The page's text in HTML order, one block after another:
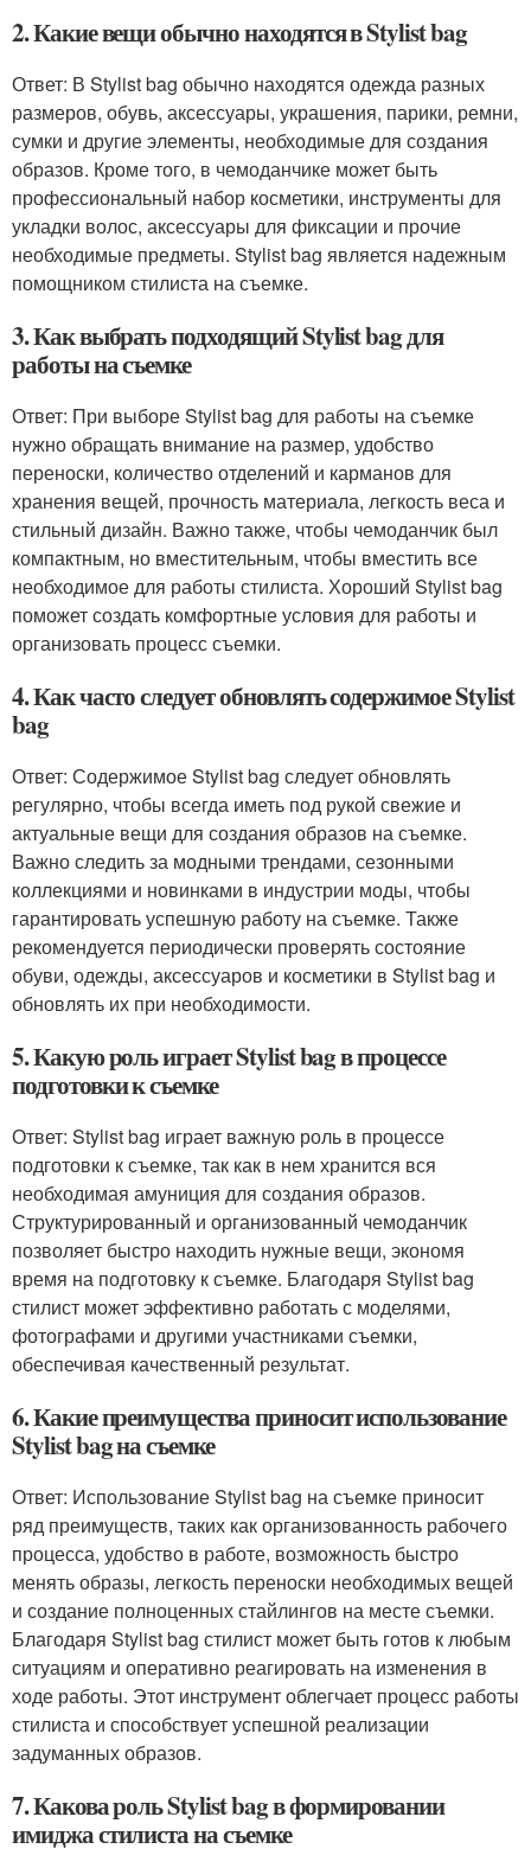
2. Какие вещи обычно находятся в Stylist bag
Ответ: В Stylist bag обычно находятся одежда разных
размеров, обувь, аксессуары, украшения, парики, ремни,
сумки и другие элементы, необходимые для создания
образов. Кроме того, в чемоданчике может быть
профессиональный набор косметики, инструменты для
укладки волос, аксессуары для фиксации и прочие
необходимые предметы. Stylist bag является надежным
помощником стилиста на съемке.
3. Как выбрать подходящий Stylist bag для
работы на съемке
Ответ: При выборе Stylist bag для работы на съемке
нужно обращать внимание на размер, удобство
переноски, количество отделений и карманов для
хранения вещей, прочность материала, легкость веса и
стильный дизайн. Важно также, чтобы чемоданчик был
компактным, но вместительным, чтобы вместить все
необходимое для работы стилиста. Хороший Stylist bag
поможет создать комфортные условия для работы и
организовать процесс съемки.
4. Как часто следует обновлять содержимое Stylist
bag
Ответ: Содержимое Stylist bag следует обновлять
регулярно, чтобы всегда иметь под рукой свежие и
актуальные вещи для создания образов на съемке.
Важно следить за модными трендами, сезонными
коллекциями и новинками в индустрии моды, чтобы
гарантировать успешную работу на съемке. Также
рекомендуется периодически проверять состояние
обуви, одежды, аксессуаров и косметики в Stylist bag и
обновлять их при необходимости.
5. Какую роль играет Stylist bag в процессе
подготовки к съемке
Ответ: Stylist bag играет важную роль в процессе
подготовки к съемке, так как в нем хранится вся
необходимая амуниция для создания образов.
Структурированный и организованный чемоданчик
позволяет быстро находить нужные вещи, экономя
время на подготовку к съемке. Благодаря Stylist bag
стилист может эффективно работать с моделями,
фотографами и другими участниками съемки,
обеспечивая качественный результат.
6. Какие преимущества приносит использование
Stylist bag на съемке
Ответ: Использование Stylist bag на съемке приносит
ряд преимуществ, таких как организованность рабочего
процесса, удобство в работе, возможность быстро
менять образы, легкость переноски необходимых вещей
и создание полноценных стайлингов на месте съемки.
Благодаря Stylist bag стилист может быть готов к любым
ситуациям и оперативно реагировать на изменения в
ходе работы. Этот инструмент облегчает процесс работы
стилиста и способствует успешной реализации
задуманных образов.
7. Какова роль Stylist bag в формировании
имиджа стилиста на съемке